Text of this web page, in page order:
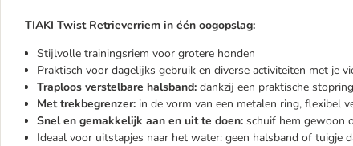
TIAKI Twist Retrieverriem in één oogopslag:
Stijlvolle trainingsriem voor grotere honden
Praktisch voor dagelijks gebruik en diverse activiteiten met je
Traploos verstelbare halsband: dankzij een praktische stopring
Met trekbegrenzer: in de vorm van een metalen ring, flexibel
Snel en gemakkelijk aan en uit te doen: schuif hem gewoon
Ideaal voor uitstapjes naar het water: geen halsband of tuigje